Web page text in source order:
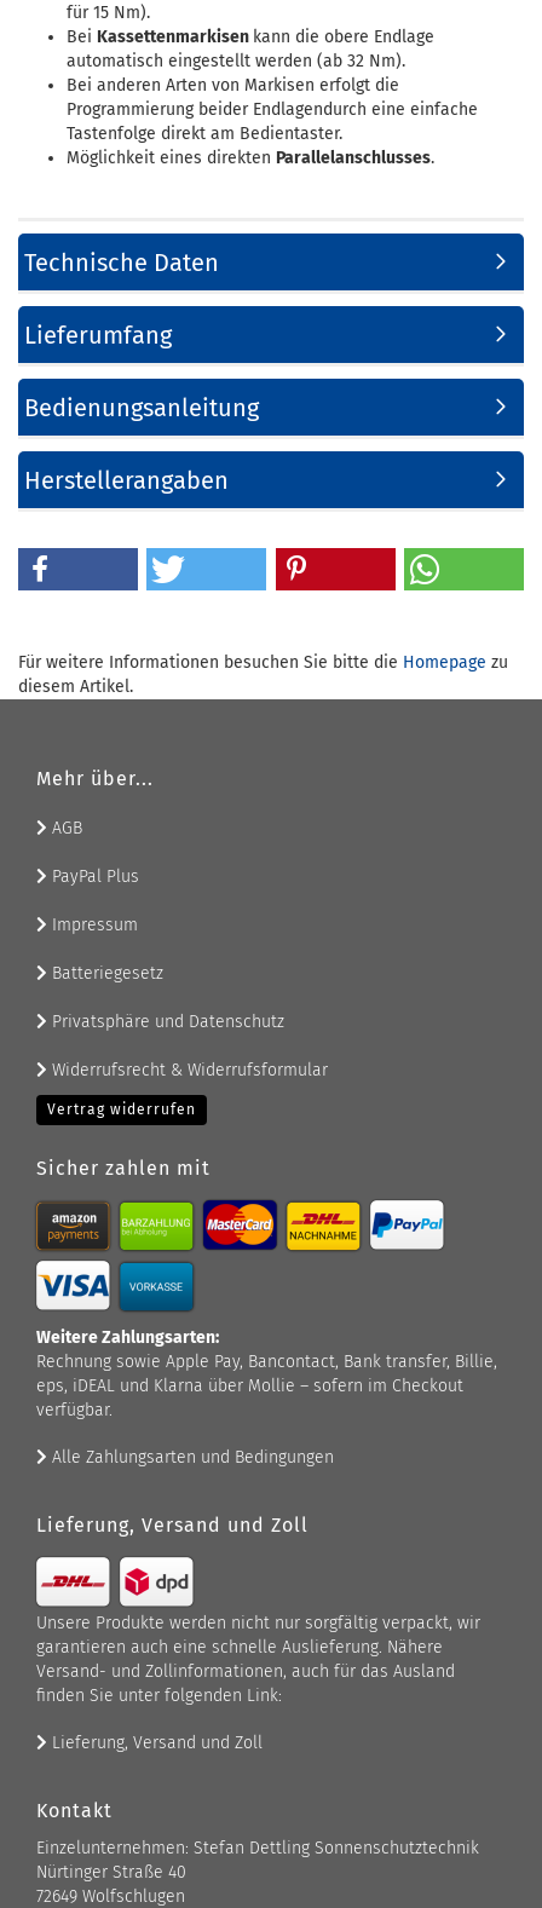
für 15 Nm).
Bei Kassettenmarkisen kann die obere Endlage
automatisch eingestellt werden (ab 32 Nm).
Bei anderen Arten von Markisen erfolgt die
Programmierung beider Endlagendurch eine einfache
Tastenfolge direkt am Bedientaster.
Möglichkeit eines direkten Parallelanschlusses.
Technische Daten
Lieferumfang
Bedienungsanleitung
Herstellerangaben
Für weitere Informationen besuchen Sie bitte die Homepage zu
diesem Artikel.
Mehr über...
AGB
PayPal Plus
Impressum
Batteriegesetz
Privatsphäre und Datenschutz
Widerrufsrecht & Widerrufsformular
Vertrag widerrufen
Sicher zahlen mit
Weitere Zahlungsarten:
Rechnung sowie Apple Pay, Bancontact, Bank transfer, Billie,
eps, iDEAL und Klarna über Mollie – sofern im Checkout
verfügbar.
Alle Zahlungsarten und Bedingungen
Lieferung, Versand und Zoll
Unsere Produkte werden nicht nur sorgfältig verpackt, wir
garantieren auch eine schnelle Auslieferung. Nähere
Versand- und Zollinformationen, auch für das Ausland
finden Sie unter folgenden Link:
Lieferung, Versand und Zoll
Kontakt
Einzelunternehmen: Stefan Dettling Sonnenschutztechnik
Nürtinger Straße 40
72649 Wolfschlugen